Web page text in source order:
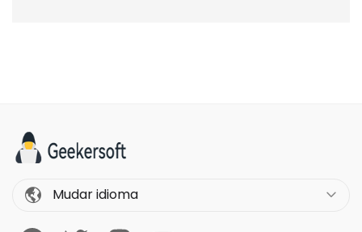
Mudar idioma